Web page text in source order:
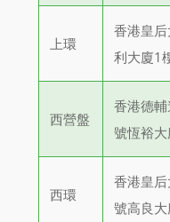
上環
香港皇
利大廈1
西營盤
香港德
號恆裕
西環
香港皇
號高良